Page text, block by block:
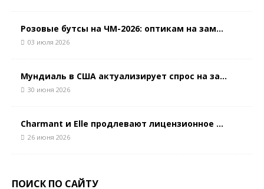
Розовые бутсы на ЧМ-2026: оптикам на зам...
03 июля 2026
Мундиаль в США актуализирует спрос на за...
30 июня 2026
Charmant и Elle продлевают лицензионное ...
26 июня 2026
ПОИСК ПО САЙТУ